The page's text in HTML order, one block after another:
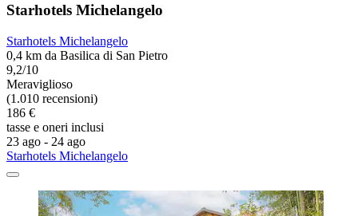
Starhotels Michelangelo
Starhotels Michelangelo
0,4 km da Basilica di San Pietro
9,2/10
Meraviglioso
(1.010 recensioni)
186 €
tasse e oneri inclusi
23 ago - 24 ago
Starhotels Michelangelo